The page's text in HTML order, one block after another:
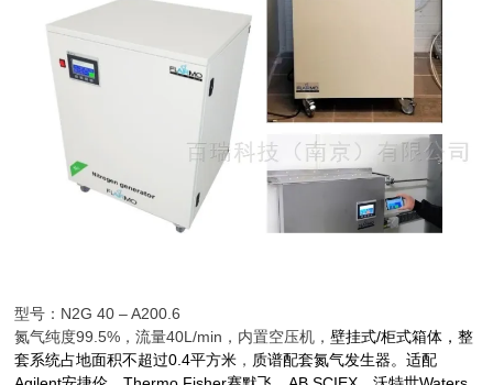
型号：N2G 40 – A200.6
氮气纯度99.5%，流量40L/min，内置空压机，壁挂式/柜式箱体，整
套系统占地面积不超过0.4平方米 ， 质谱配套氮气发生器。适配